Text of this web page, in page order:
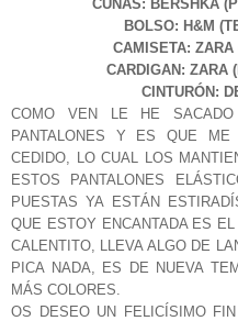
CUÑAS: BERSHKA
BOLSO: H&M
CAMISETA:
CARDIGAN: ZARA
CINTURÓN:
COMO VEN LE HE SACADO
PANTALONES Y ES QUE ME
CEDIDO, LO CUAL LOS
ESTOS PANTALONES
PUESTAS YA ESTÁN
QUE ESTOY ENCANTADA ES
CALENTITO, LLEVA ALGO DE
PICA NADA, ES DE NUEVA
MÁS COLORES.
OS DESEO UN FELICÍSIMO